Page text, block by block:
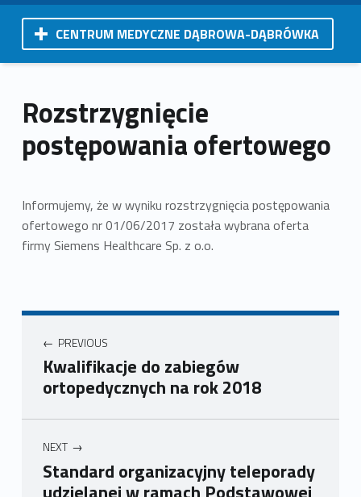
CENTRUM MEDYCZNE DĄBROWA-DĄBRÓWKA
Rozstrzygnięcie
postępowania ofertowego
Informujemy, że w wyniku rozstrzygnięcia postępowania
ofertowego nr 01/06/2017 została wybrana oferta
firmy Siemens Healthcare Sp. z o.o.
PREVIOUS
Kwalifikacje do zabiegów
ortopedycznych na rok 2018
NEXT
Standard organizacyjny teleporady